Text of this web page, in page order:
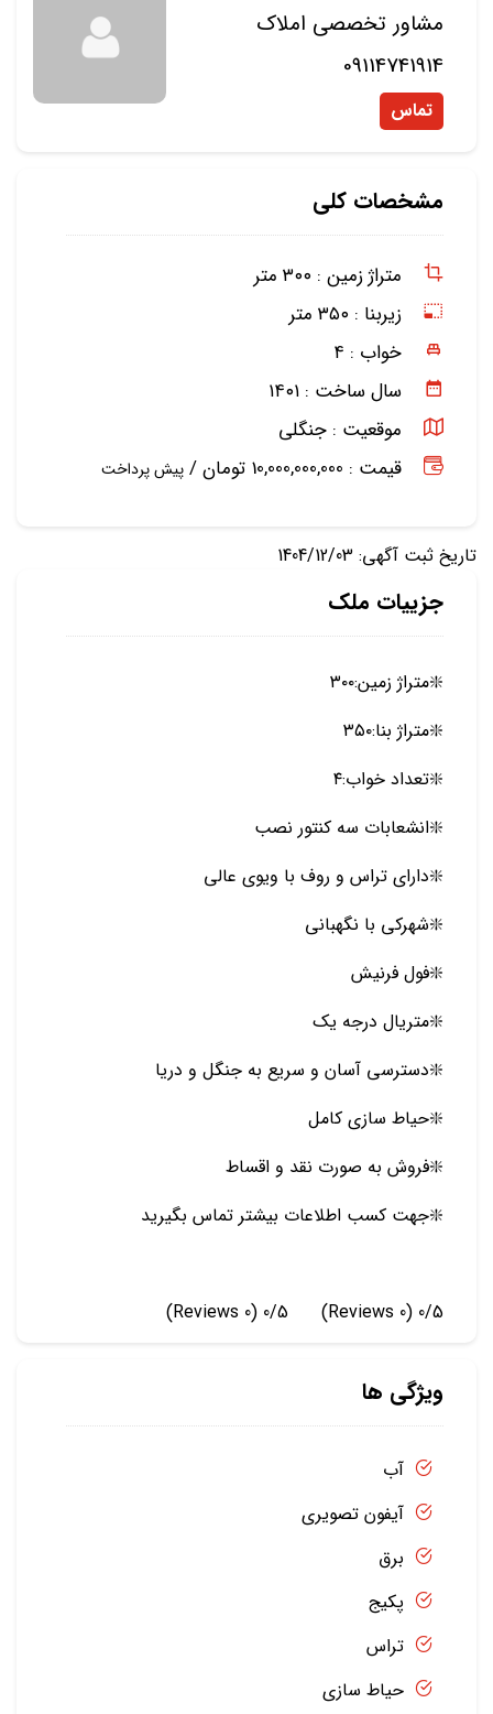
مشاور تخصصی املاک
09114741914
تماس
مشخصات کلی
متراژ زمین : ۳۰۰ متر
زیربنا : ۳۵۰ متر
خواب : ۴
سال ساخت : ۱۴۰۱
موقعیت : جنگلی
قیمت : 10,000,000,000 تومان /
پیش پرداخت
تاریخ ثبت آگهی: 1404/12/03
جزییات ملک
❇️متراژ زمین:۳۰۰
❇️متراژ بنا:۳۵۰
❇️تعداد خواب:۴
❇️انشعابات سه کنتور نصب
❇️دارای تراس و روف با ویوی عالی
❇️شهرکی با نگهبانی
❇️فول فرنیش
❇️متریال درجه یک
❇️دسترسی آسان و سریع به جنگل و دریا
❇️حیاط سازی کامل
❇️فروش به صورت نقد و اقساط
❇️جهت کسب اطلاعات بیشتر تماس بگیرید
0/5
(0 Reviews)
0/5
(0 Reviews)
ویژگی ها
آب
آیفون تصویری
برق
پکیج
تراس
حیاط سازی